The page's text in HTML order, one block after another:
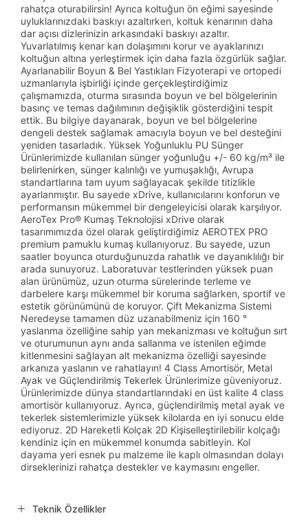
rahatça oturabilirsin! Ayrıca koltuğun ön eğimi sayesinde
uyluklarınızdaki baskıyı azaltırken, koltuk kenarının daha
dar açısı dizlerinizin arkasındaki baskıyı azaltır.
Yuvarlatılmış kenar kan dolaşımını korur ve ayaklarınızı
koltuğun altına yerleştirmek için daha fazla özgürlük sağlar.
Ayarlanabilir Boyun & Bel Yastıkları Fizyoterapi ve ortopedi
uzmanlarıyla işbirliği içinde gerçekleştirdiğimiz
çalışmamızda, oturma sırasında boyun ve bel bölgelerinin
basınç ve temas dağılımının değişiklik gösterdiğini tespit
ettik. Bu bilgiye dayanarak, boyun ve bel bölgelerine
dengeli destek sağlamak amacıyla boyun ve bel desteğini
yeniden tasarladık. Yüksek Yoğunluklu PU Sünger
Ürünlerimizde kullanılan sünger yoğunluğu +/- 60 kg/m³ ile
belirlenirken, sünger kalınlığı ve yumuşaklığı, Avrupa
standartlarına tam uyum sağlayacak şekilde titizlikle
ayarlanmıştır. Bu sayede xDrive, kullanıcılarını konforun ve
performansın mükemmel bir dengeleyicisi olarak karşılıyor.
AeroTex Pro® Kumaş Teknolojisi xDrive olarak
tasarımımızda özel olarak geliştirdiğimiz AEROTEX PRO
premium pamuklu kumaş kullanıyoruz. Bu sayede, uzun
saatler boyunca oturduğunuzda rahatlık ve dayanıklılığı bir
arada sunuyoruz. Laboratuvar testlerinden yüksek puan
alan ürünümüz, uzun oturma sürelerinde terleme ve
darbelere karşı mükemmel bir koruma sağlarken, sportif ve
estetik görünümünü de koruyor. Çift Mekanizma Sistemi
Neredeyse tamamen düz uzanabilmeniz için 160 °
yaslanma özelliğine sahip yan mekanizması ve koltuğun sırt
ve oturumunun aynı anda sallanma ve istenilen eğimde
kitlenmesini sağlayan alt mekanizma özelliği sayesinde
arkanıza yaslanın ve rahatlayın! 4 Class Amortisör, Metal
Ayak ve Güçlendirilmiş Tekerlek Ürünlerimize güveniyoruz.
Ürünlerimizde dünya standartlarındaki en üst kalite 4 class
amortisör kullanıyoruz. Ayrıca, güçlendirilmiş metal ayak ve
tekerlek sistemlerimizle yüksek kilolarda en iyi sonucu elde
ediyoruz. 2D Hareketli Kolçak 2D Kişiselleştirilebilir kolçağı
kendiniz için en mükemmel konumda sabitleyin. Kol
dayama yeri esnek pu malzeme ile kaplı olmasından dolayı
dirseklerinizi rahatça destekler ve kaymasını engeller.
Teknik Özellikler